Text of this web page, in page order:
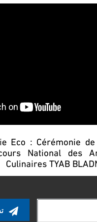
Eco : Cérémonie
National des
Culinaires TYAB